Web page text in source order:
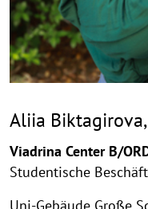
Aliia Biktagirova,
Viadrina Center B/
Studentische
Uni-Gebäude Große